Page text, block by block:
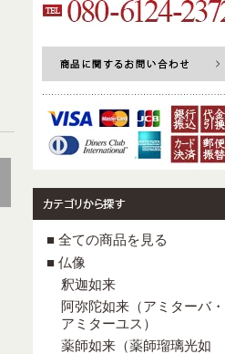
■ 全ての商品を見る
■ 仏像
釈迦如来
阿弥陀如来（アミターバ・
アミターユス）
薬師如来（薬師瑠璃光如